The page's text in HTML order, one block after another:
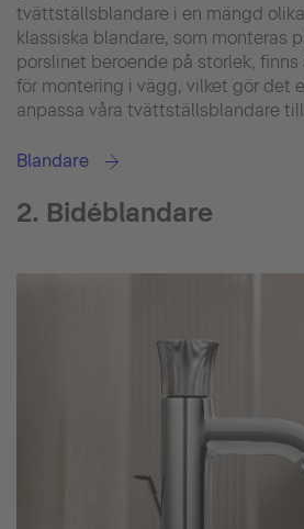
tvättställsblandare i en mängd
klassiska blandare, som monteras
porslinet beroende på storlek,
för montering i vägg, vilket gör det
anpassa våra tvättställsblandare
Blandare
2. Bidéblandare